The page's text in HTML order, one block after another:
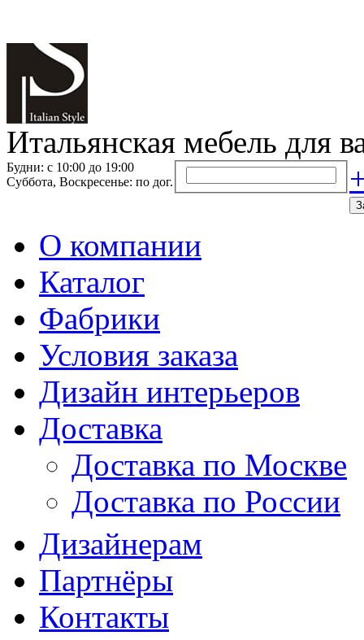
Итальянская мебель для
Будни: с 10:00 до 19:00
Суббота, Воскресенье: по дог.
О компании
Каталог
Фабрики
Условия заказа
Дизайн интерьеров
Доставка
Доставка по Москве
Доставка по России
Дизайнерам
Партнёры
Контакты